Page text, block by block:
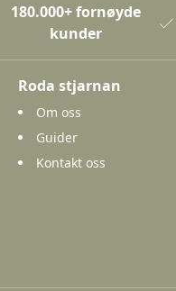
180.000+ fornøyde
kunder
Roda stjarnan
Om oss
Guider
Kontakt oss